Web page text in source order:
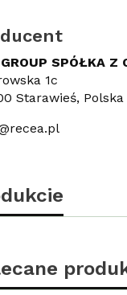
SPÓŁKA Z
1c
Starawieś, Polska